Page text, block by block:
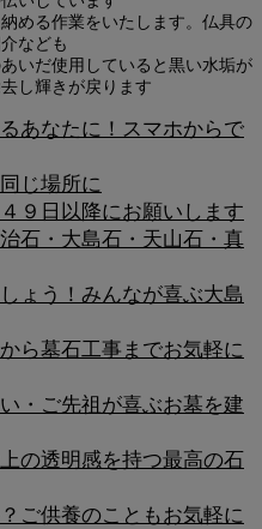
める作業をいたします。仏具の
なども
いだ使用していると黒い水垢が
し輝きが戻ります
あなたに！スマホからで
じ場所に
９日以降にお願いします
石・大島石・天山石・真
ょう！みんなが喜ぶ大島
ら墓石工事までお気軽に
・ご先祖が喜ぶお墓を建
の透明感を持つ最高の石
ご供養のこともお気軽に